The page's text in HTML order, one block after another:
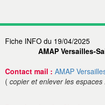
Fiche INFO du 19/04/2025
AMAP Versailles-
Contact mail : AMAP
( copier et enlever les espaces